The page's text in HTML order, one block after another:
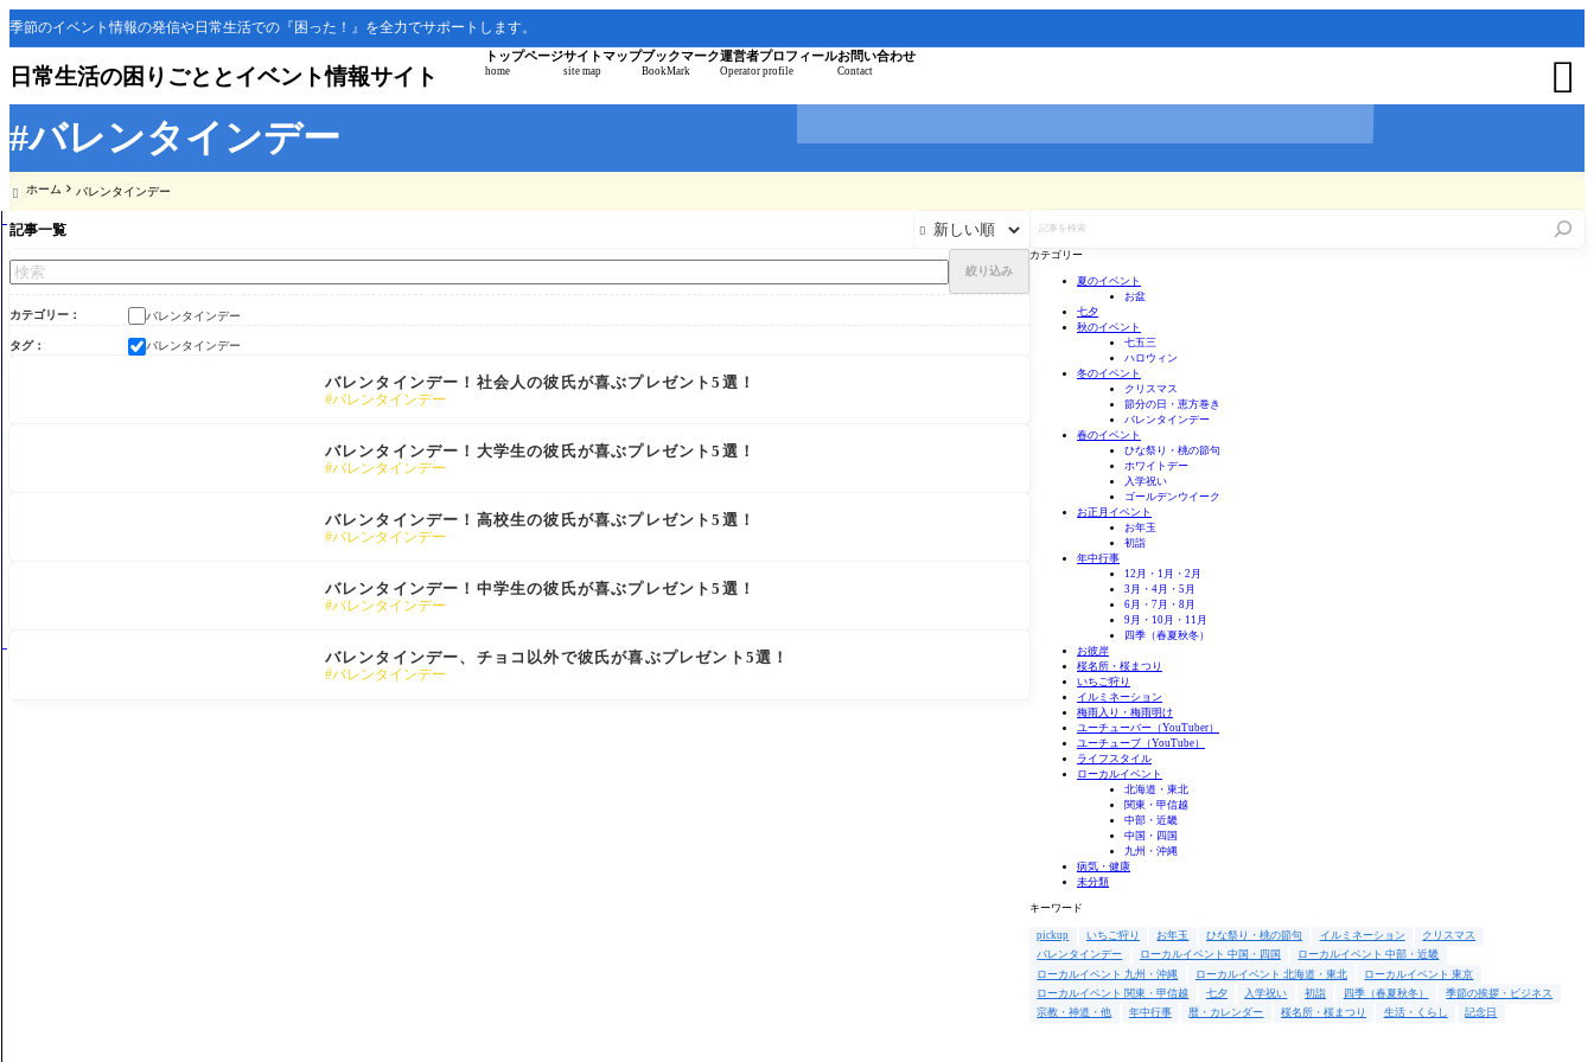
#バレンタインデー
季節のイベント情報の発信や日常生活での『困った！』を全力でサポートします。
日常生活の困りごととイベント情報サイト
トップページ
home
サイトマップ
site map
ブックマーク
BookMark
運営者プロフィール
Operator profile
お問い合わせ
Contact 
 ホーム バレンタインデー
記事一覧 
絞り込み
カテゴリー バレンタインデー
タグ バレンタインデー
バレンタインデー！社会人の彼氏が喜ぶプレゼント5選！
バレンタインデー
バレンタインデー！大学生の彼氏が喜ぶプレゼント5選！
バレンタインデー
バレンタインデー！高校生の彼氏が喜ぶプレゼント5選！
バレンタインデー
バレンタインデー！中学生の彼氏が喜ぶプレゼント5選！
バレンタインデー
バレンタインデー、チョコ以外で彼氏が喜ぶプレゼント5選！
バレンタインデー
を
検
カテゴリー
夏のイベント
お盆
七夕
秋のイベント
七五三
ハロウィン
冬のイベント
クリスマス
節分の日・恵方巻き
バレンタインデー
春のイベント
ひな祭り・桃の節句
ホワイトデー
入学祝い
ゴールデンウイーク
お正月イベント
お年玉
初詣
年中行事
12月・1月・2月
3月・4月・5月
6月・7月・8月
9月・10月・11月
四季（春夏秋冬）
お彼岸
桜名所・桜まつり
いちご狩り
イルミネーション
梅雨入り・梅雨明け
ユーチューバー（YouTuber）
ユーチューブ（YouTube）
ライフスタイル
ローカルイベント
北海道・東北
関東・甲信越
中部・近畿
中国・四国
九州・沖縄
病気・健康
未分類
キーワード
pickup いちご狩り お年玉 ひな祭り・桃の節句 イルミネーション
クリスマス
バレンタインデー
ローカルイベント 中国・四国
ローカルイベント 中部・近畿
ローカルイベント 九州・沖縄
ローカルイベント 北海道・東北
ローカルイベント 東京
ローカルイベント 関東・甲信越
七夕 入学祝い 初詣 四季（春夏秋冬）
季節の挨拶・ビジネス
宗教・神道・他
年中行事 暦・カレンダー 桜名所・桜まつり 生活・くらし 記念日